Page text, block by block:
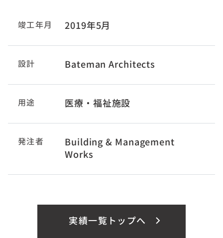
竣工年月 2019年5月
設計 Bateman Architects
用途 医療・福祉施設
発注者
Building & Management
Works
実績一覧トップへ